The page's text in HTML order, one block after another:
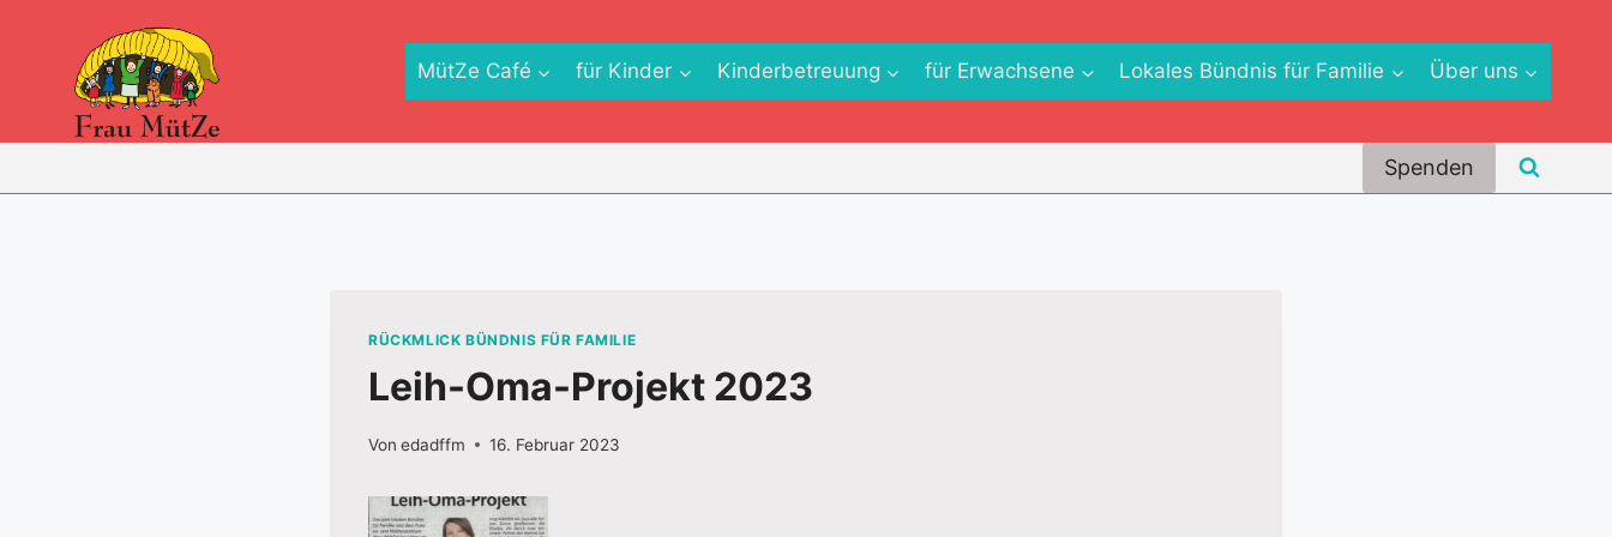
springen
MütZe Café für Kinder Kinderbetreuung für Erwachsene Lokales Bündnis für Familie Über uns
Spenden
RÜCKMLICK BÜNDNIS FÜR FAMILIE
Leih-Oma-Projekt 2023
Von edadffm 16. Februar 2023